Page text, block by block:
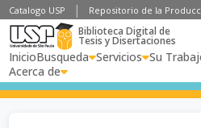
Catalogo USP Repositorio de la
Biblioteca Digital de
Tesis y Disertaciones
InicioBusqueda Servicios Su
Acerca de